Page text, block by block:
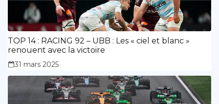
TOP 14 : RACING 92 – UBB : Les « ciel et blanc »
renouent avec la victoire
31 mars 2025